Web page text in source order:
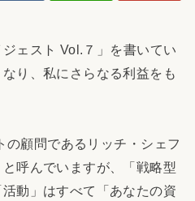
ェスト Vol.７」を書いてい
り、私にさらなる利益をも
顧問であるリッチ・シェフ
呼んでいますが、「戦略型
動」はすべて「あなたの資